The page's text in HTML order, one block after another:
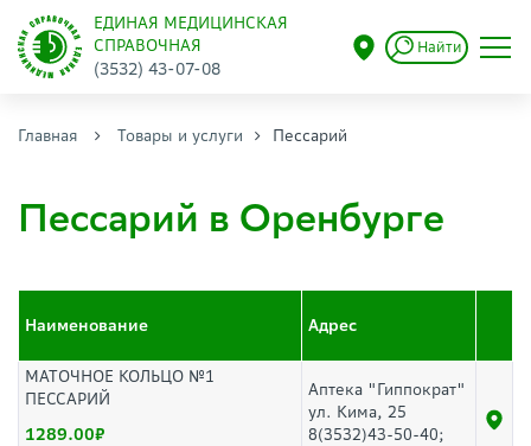
ЕДИНАЯ МЕДИЦИНСКАЯ
СПРАВОЧНАЯ
(3532) 43-07-08
Найти
Главная Товары и услуги Пессарий
Пессарий в Оренбурге
Наименование Адрес
МАТОЧНОЕ КОЛЬЦО №1
ПЕССАРИЙ
1289.00
Аптека "Гиппократ"
ул. Кима, 25
8(3532)43-50-40;